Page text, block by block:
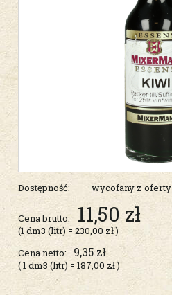
Dostępność: wycofany z oferty
Cena brutto: 11,50 zł
(1dm3 (litr) = 230,00 zł)
Cena netto:
9,35 zł
( 1dm3 (litr) = 187,00 zł)